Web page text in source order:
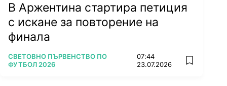
В Аржентина стартира петиция
с искане за повторение на
финала
ПОВЕЧЕ ОТ
СВЕТОВНО ПЪРВЕНСТВО ПО
ФУТБОЛ 2026
07:44
23.07.2026
add